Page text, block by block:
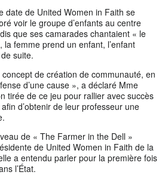
date de United Women in Faith se
voir le groupe d’enfants au centre
que ses camarades chantaient « le
femme prend un enfant, l’enfant
suite.
concept de création de communauté, en
d’une cause », a déclaré Mme
tirée de ce jeu pour rallier avec succès
d’obtenir de leur professeur une
de « The Farmer in the Dell »
de United Women in Faith de la
a entendu parler pour la première fois
l’État.